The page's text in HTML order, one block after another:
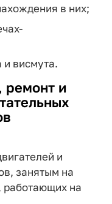
в них;
висмута.
ремонт и
и
занятым на
работающих на